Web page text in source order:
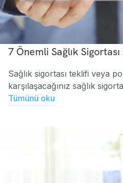
7 Önemli Sağlık
Sağlık sigortası teklifi veya
karşılaşacağınız sağlık
Tümünü oku